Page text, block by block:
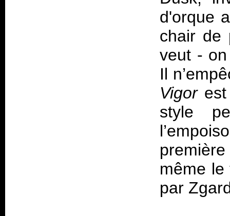
d'orque
chair de
veut -
Il
Vigor
style
même
par